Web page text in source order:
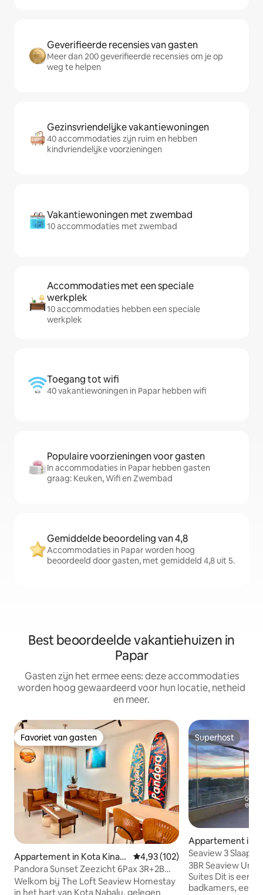
Geverifieerde recensies van gasten
Meer dan 200 geverifieerde recensies om je op
weg te helpen
Gezinsvriendelijke vakantiewoningen
40 accommodaties zijn ruim en hebben
kindvriendelijke voorzieningen
Vakantiewoningen met zwembad
10 accommodaties met zwembad
Accommodaties met een speciale
werkplek
10 accommodaties hebben een speciale
werkplek
Toegang tot wifi
40 vakantiewoningen in Papar hebben wifi
Populaire voorzieningen voor gasten
In accommodaties in Papar hebben gasten
graag: Keuken, Wifi en Zwembad
Gemiddelde beoordeling van 4,8
Accommodaties in Papar worden hoog
beoordeeld door gasten, met gemiddeld 4,8 uit 5.
Best beoordeelde vakantiehuizen in
Papar
Gasten zijn het ermee eens: deze accommodaties
worden hoog gewaardeerd voor hun locatie, netheid
en meer.
Favoriet van gasten
Favoriet van gasten
Appartement in Kota Kinab
alu
Gemiddelde beoordeling van
4,93 (102)
Pandora Sunset Zeezicht 6Pax 3R+2B
Imago The Loft
Welkom bij The Loft Seaview Homestay
in het hart van Kota Nabalu, gelegen
Superhost
Superhost
Appartement in
lu
Seaview 3
voor 7 personen.
3BR Seaview
Suites Dit is een drie slaapkamer, twee
badkamers, een